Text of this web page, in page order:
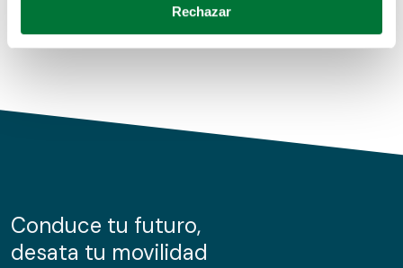
Obtenga más información sobre cómo se procesan sus
de cookies.
información sobre el uso que haga del sitio web con
nuestros partners de redes sociales, publicidad y análisis
Rechazar
Conduce tu futuro,
desata tu movilidad